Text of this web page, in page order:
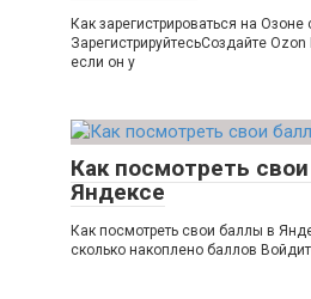
Как зарегистрироваться на Озоне
ЗарегистрируйтесьСоздайте Ozon
если он у
Как посмотреть
Яндексе
Как посмотреть свои баллы в
сколько накоплено баллов